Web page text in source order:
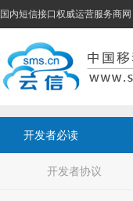
国内短信接口权威运营服务商
开发者必读
开发者协议